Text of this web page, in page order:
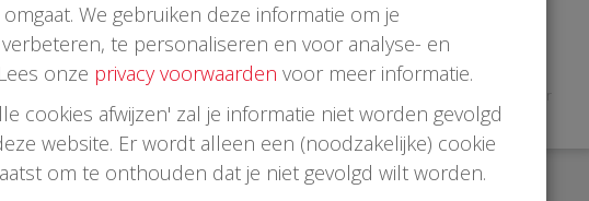
We gebruiken deze informatie om je
te personaliseren en voor analyse- en
onze privacy voorwaarden voor meer informatie.
cookies afwijzen' zal je informatie niet worden gevolgd
website. Er wordt alleen een (noodzakelijke) cookie
om te onthouden dat je niet gevolgd wilt worden.